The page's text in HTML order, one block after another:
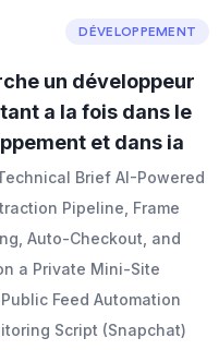
DÉVELOPPEMENT
un développeur
a la fois dans le
et dans ia
Brief AI-Powered
Pipeline, Frame
Auto-Checkout, and
a Private Mini-Site
Feed Automation
Script (Snapchat)